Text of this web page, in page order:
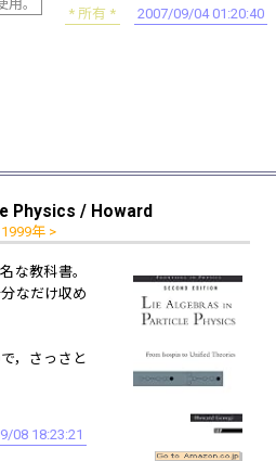
。
2007/09/04 01:20:40
所有
Physics / Howard
年
な教科書。
なだけ収め
，さっさと
08 18:23:21